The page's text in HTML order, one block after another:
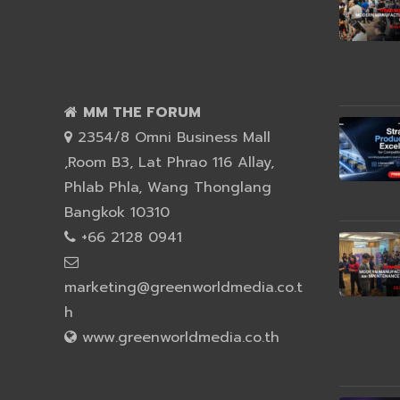
MM THE FORUM
2354/8 Omni Business Mall
,Room B3, Lat Phrao 116 Allay,
Phlab Phla, Wang Thonglang
Bangkok 10310
+66 2128 0941
marketing@greenworldmedia.co.t
h
www.greenworldmedia.co.th